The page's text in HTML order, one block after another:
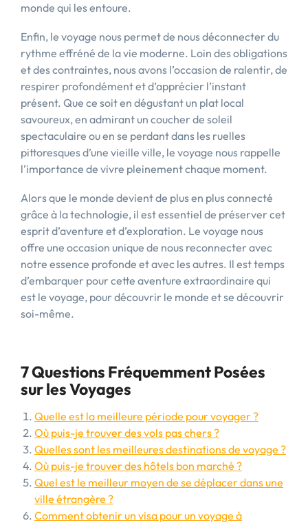
monde qui les entoure.
Enfin, le voyage nous permet de nous déconnecter du
rythme effréné de la vie moderne. Loin des obligations
et des contraintes, nous avons l’occasion de ralentir, de
respirer profondément et d’apprécier l’instant
présent. Que ce soit en dégustant un plat local
savoureux, en admirant un coucher de soleil
spectaculaire ou en se perdant dans les ruelles
pittoresques d’une vieille ville, le voyage nous rappelle
l’importance de vivre pleinement chaque moment.
Alors que le monde devient de plus en plus connecté
grâce à la technologie, il est essentiel de préserver cet
esprit d’aventure et d’exploration. Le voyage nous
offre une occasion unique de nous reconnecter avec
notre essence profonde et avec les autres. Il est temps
d’embarquer pour cette aventure extraordinaire qui
est le voyage, pour découvrir le monde et se découvrir
soi-même.
7 Questions Fréquemment Posées
sur les Voyages
Quelle est la meilleure période pour voyager ?
Où puis-je trouver des vols pas chers ?
Quelles sont les meilleures destinations de voyage ?
Où puis-je trouver des hôtels bon marché ?
Quel est le meilleur moyen de se déplacer dans une
ville étrangère ?
Comment obtenir un visa pour un voyage à